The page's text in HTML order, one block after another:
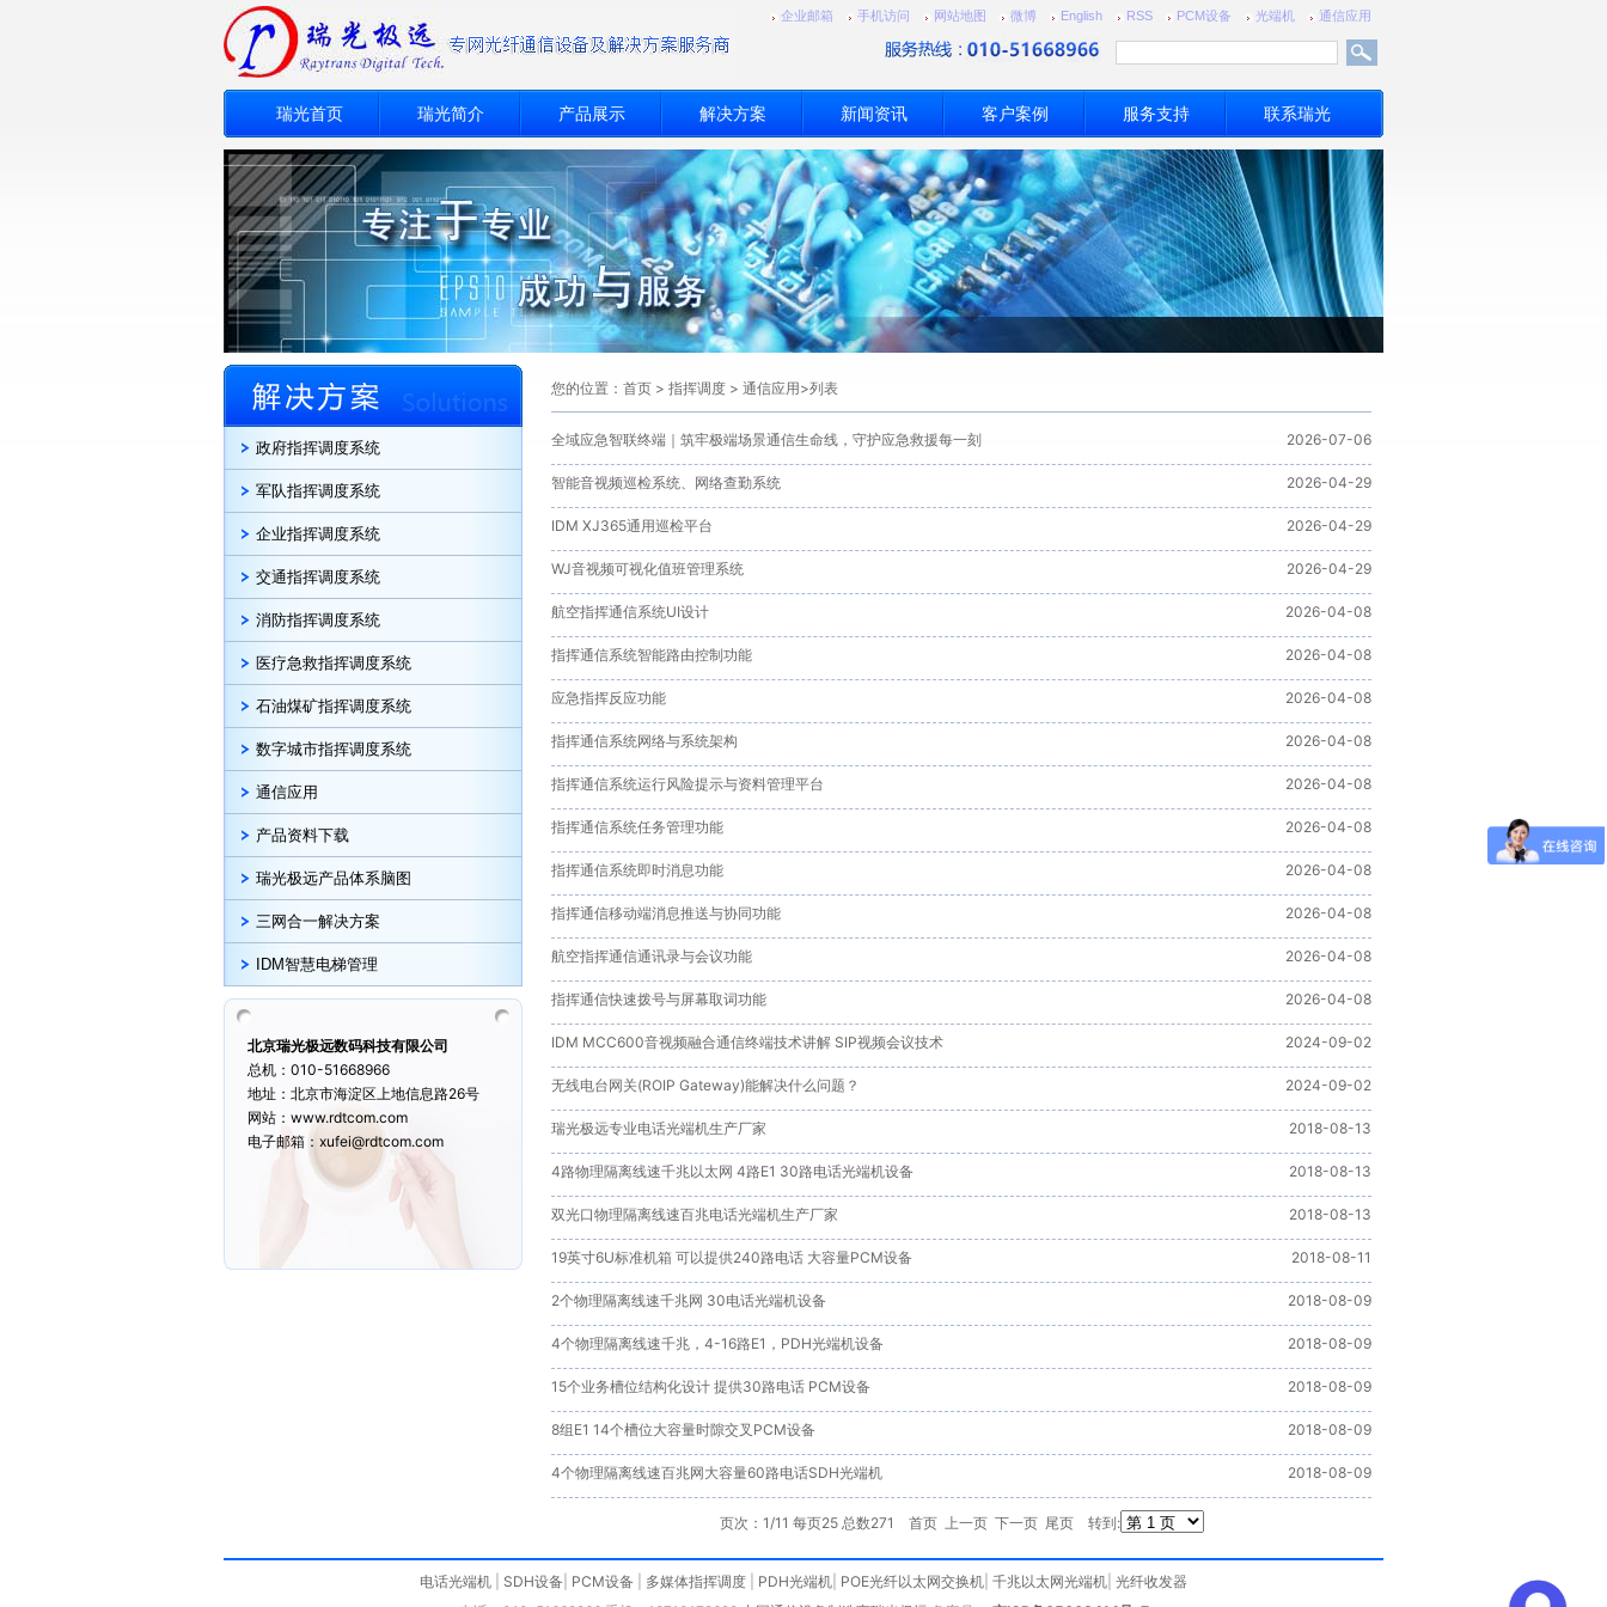
企业邮箱 手机访问 网站地图 微博 English RSS PCM设备 光端机 通信应用
瑞光首页 瑞光简介 产品展示 解决方案 新闻资讯 客户案例 服务支持 联系瑞光
政府指挥调度系统
军队指挥调度系统
企业指挥调度系统
交通指挥调度系统
消防指挥调度系统
医疗急救指挥调度系统
石油煤矿指挥调度系统
数字城市指挥调度系统
通信应用
产品资料下载
瑞光极远产品体系脑图
三网合一解决方案
IDM智慧电梯管理
北京瑞光极远数码科技有限公司
总机：010-51668966
地址：北京市海淀区上地信息路26号
网站：www.rdtcom.com
电子邮箱：xufei@rdtcom.com
您的位置： 首页 > 指挥调度 > 通信应用>列表
全域应急智联终端｜筑牢极端场景通信生命线，守护应急救援每一刻 2026-07-06
智能音视频巡检系统、网络查勤系统 2026-04-29
IDM XJ365通用巡检平台 2026-04-29
WJ音视频可视化值班管理系统 2026-04-29
航空指挥通信系统UI设计 2026-04-08
指挥通信系统智能路由控制功能 2026-04-08
应急指挥反应功能 2026-04-08
指挥通信系统网络与系统架构 2026-04-08
指挥通信系统运行风险提示与资料管理平台 2026-04-08
指挥通信系统任务管理功能 2026-04-08
指挥通信系统即时消息功能 2026-04-08
指挥通信移动端消息推送与协同功能 2026-04-08
航空指挥通信通讯录与会议功能 2026-04-08
指挥通信快速拨号与屏幕取词功能 2026-04-08
IDM MCC600音视频融合通信终端技术讲解 SIP视频会议技术 2024-09-02
无线电台网关(ROIP Gateway)能解决什么问题？ 2024-09-02
瑞光极远专业电话光端机生产厂家 2018-08-13
4路物理隔离线速千兆以太网 4路E1 30路电话光端机设备 2018-08-13
双光口物理隔离线速百兆电话光端机生产厂家 2018-08-13
19英寸6U标准机箱 可以提供240路电话 大容量PCM设备 2018-08-11
2个物理隔离线速千兆网 30电话光端机设备 2018-08-09
4个物理隔离线速千兆，4-16路E1，PDH光端机设备 2018-08-09
15个业务槽位结构化设计 提供30路电话 PCM设备 2018-08-09
8组E1 14个槽位大容量时隙交叉PCM设备 2018-08-09
4个物理隔离线速百兆网大容量60路电话SDH光端机 2018-08-09
页次：1/11 每页25 总数271 首页 上一页 下一页 尾页转到:
电话光端机 SDH设备 PCM设备 多媒体指挥调度 PDH光端机 POE光纤以太网交换机 千兆以太网光端机 光纤收发器